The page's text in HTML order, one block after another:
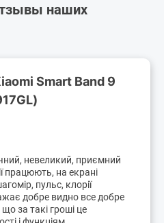
наших
Smart Band 9
невеликий, приємний
працюють, на екрані
пульс, клорії
добре видно все добре
за такі гроші це